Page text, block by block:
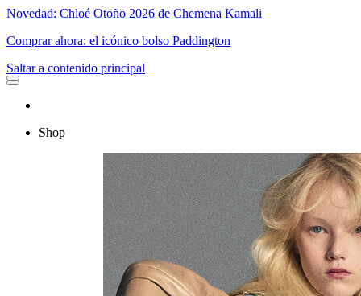
Novedad: Chloé Otoño 2026 de Chemena Kamali
Comprar ahora: el icónico bolso Paddington
Saltar a contenido principal
Shop